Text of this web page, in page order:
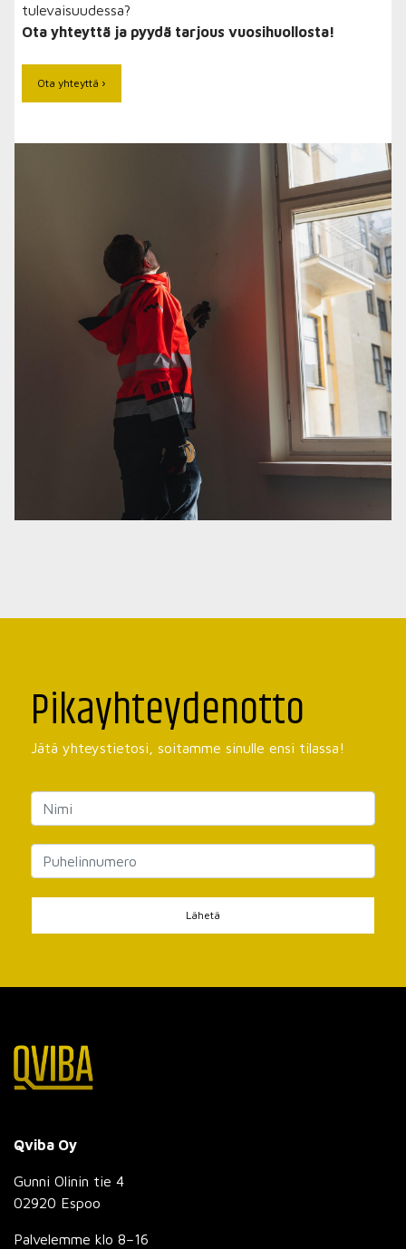
tulevaisuudessa?
Ota yhteyttä ja pyydä tarjous vuosihuollosta!
Ota yhteyttä ›
Pikayhteydenotto
Jätä yhteystietosi, soitamme sinulle ensi tilassa!
Lähetä
Qviba Oy
Gunni Olinin tie 4
02920 Espoo
Palvelemme klo 8–16